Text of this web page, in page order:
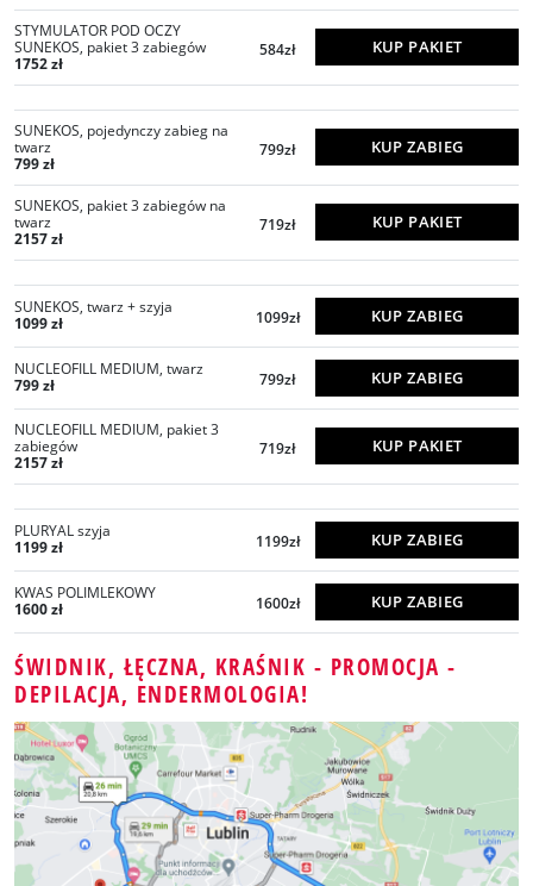
STYMULATOR POD OCZY
SUNEKOS, pakiet 3 zabiegów
1752 zł
584zł KUP PAKIET
SUNEKOS, pojedynczy zabieg na
twarz
799 zł
799zł KUP ZABIEG
SUNEKOS, pakiet 3 zabiegów na
twarz
2157 zł
719zł KUP PAKIET
SUNEKOS, twarz + szyja
1099 zł
1099zł KUP ZABIEG
NUCLEOFILL MEDIUM, twarz
799 zł
799zł KUP ZABIEG
NUCLEOFILL MEDIUM, pakiet 3
zabiegów
2157 zł
719zł KUP PAKIET
PLURYAL szyja
1199 zł
1199zł KUP ZABIEG
KWAS POLIMLEKOWY
1600 zł
1600zł KUP ZABIEG
ŚWIDNIK, ŁĘCZNA, KRAŚNIK - PROMOCJA -
DEPILACJA, ENDERMOLOGIA!